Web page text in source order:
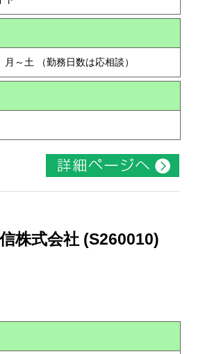
～土 （勤務日数は応相談）
株式会社 (S260010)